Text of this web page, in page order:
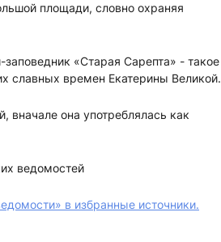
площади, словно охраняя
«Старая Сарепта» - такое
славных времен Екатерины Великой.
вначале она употреблялась как
ведомостей
в избранные источники.